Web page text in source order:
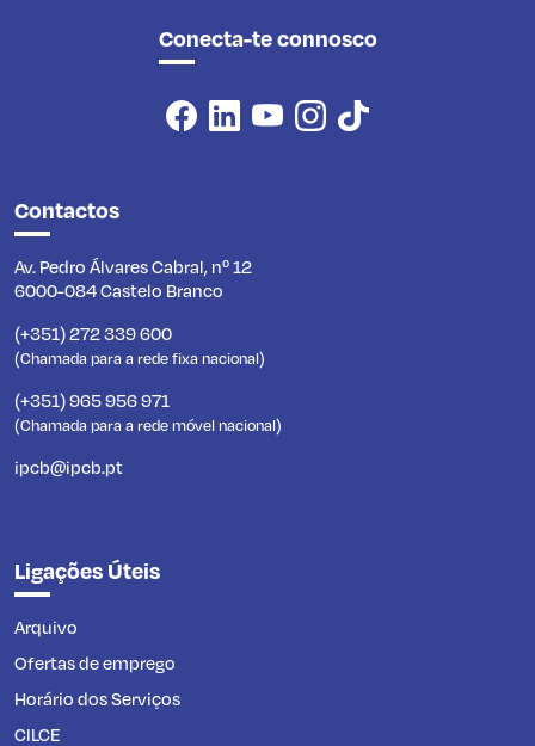
Conecta-te connosco
Contactos
Av. Pedro Álvares Cabral, nº 12
6000-084 Castelo Branco
(+351) 272 339 600
(Chamada para a rede fixa nacional)
(+351) 965 956 971
(Chamada para a rede móvel nacional)
ipcb@ipcb.pt
Ligações Úteis
Arquivo
Ofertas de emprego
Horário dos Serviços
CILCE